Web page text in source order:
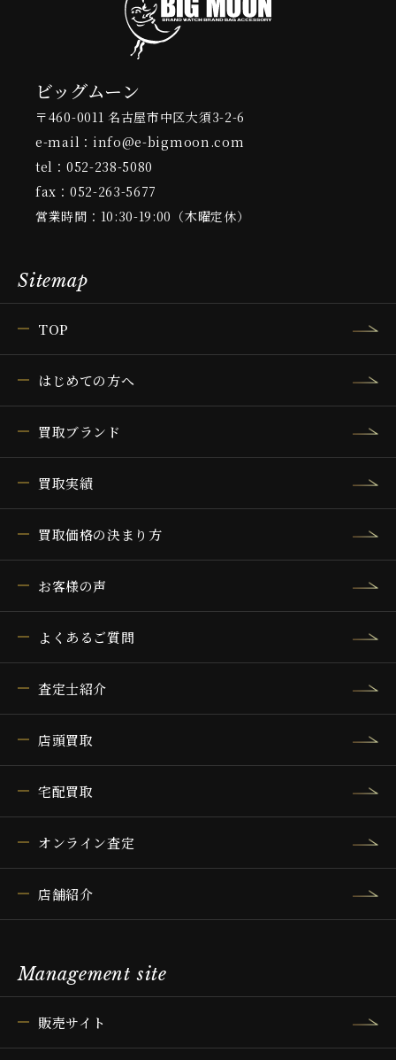
ビッグムーン
〒460-0011 名古屋市中区大須3-2-6
e-mail：info@e-bigmoon.com
tel：052-238-5080
fax：052-263-5677
営業時間：10:30-19:00（木曜定休）
Sitemap
TOP
はじめての方へ
買取ブランド
買取実績
買取価格の決まり方
お客様の声
よくあるご質問
査定士紹介
店頭買取
宅配買取
オンライン査定
店舗紹介
Management site
販売サイト